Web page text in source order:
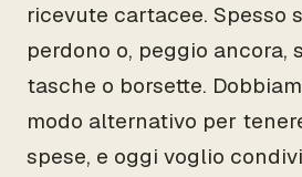
ricevute cartacee. Spesso
perdono o, peggio ancora,
tasche o borsette.
modo alternativo per
spese, e oggi voglio